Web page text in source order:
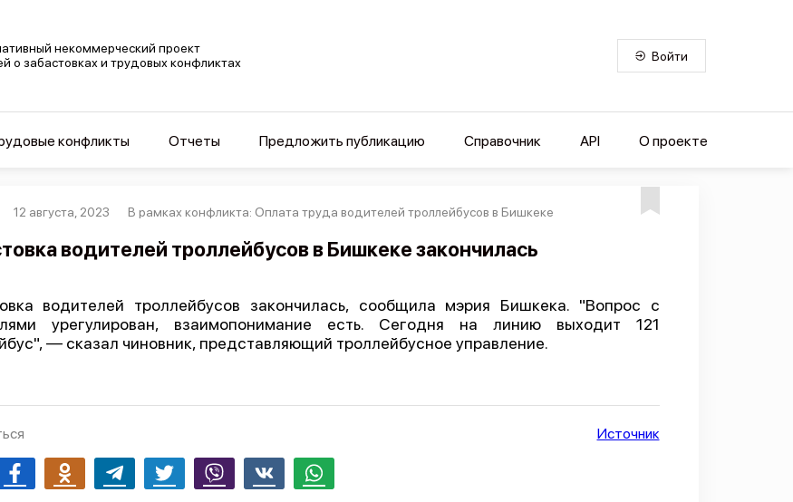
некоммерческий проект
о забастовках и трудовых конфликтах
Войти
конфликты Отчеты Предложить публикацию Справочник API О проекте
12 августа, 2023 В рамках конфликта: Оплата труда водителей троллейбусов в Бишкеке
водителей троллейбусов в Бишкеке закончилась
водителей троллейбусов закончилась, сообщила мэрия Бишкека. "Вопрос с
урегулирован, взаимопонимание есть. Сегодня на линию выходит 121
— сказал чиновник, представляющий троллейбусное управление.
FacebookOdnoklassnikiTelegram Twitter Viber Whatsapp
Источник